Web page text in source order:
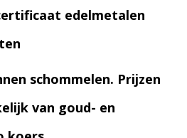
edelmetalen
schommelen. Prijzen
van goud- en